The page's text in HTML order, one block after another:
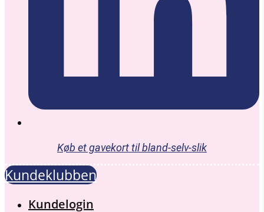
Køb et gavekort til bland-selv-slik
Kundeklubben
MenuKundelogin